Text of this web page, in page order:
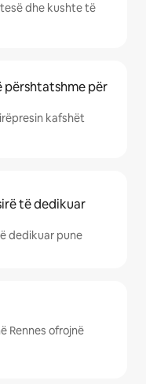
dhe kushte të
përshtatshme për
kafshët
të dedikuar
dedikuar pune
Rennes ofrojnë